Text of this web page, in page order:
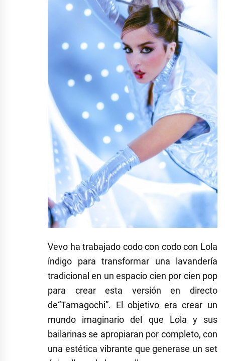
Vevo ha trabajado codo con codo con Lola
índigo para transformar una lavandería
tradicional en un espacio cien por cien pop
para crear esta versión en directo
de“Tamagochi”. El objetivo era crear un
mundo imaginario del que Lola y sus
bailarinas se apropiaran por completo, con
una estética vibrante que generase un set